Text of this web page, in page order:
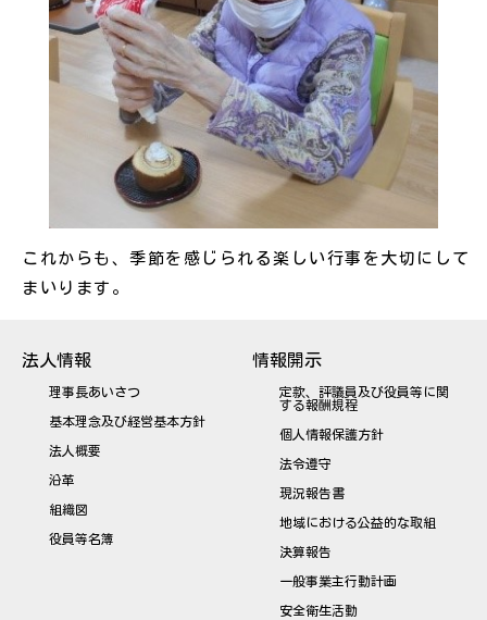
これからも、季節を感じられる楽しい行事を大切にして
まいります。
法人情報
理事長あいさつ
基本理念及び経営基本方針
法人概要
沿革
組織図
役員等名簿
情報開示
定款、評議員及び役員等に関
する報酬規程
個人情報保護方針
法令遵守
現況報告書
地域における公益的な取組
決算報告
一般事業主行動計画
安全衛生活動